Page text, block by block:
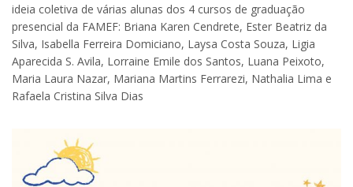
ideia coletiva de várias alunas dos 4 cursos de graduação
presencial da FAMEF: Briana Karen Cendrete, Ester Beatriz da
Silva, Isabella Ferreira Domiciano, Laysa Costa Souza, Ligia
Aparecida S. Avila, Lorraine Emile dos Santos, Luana Peixoto,
Maria Laura Nazar, Mariana Martins Ferrarezi, Nathalia Lima e
Rafaela Cristina Silva Dias